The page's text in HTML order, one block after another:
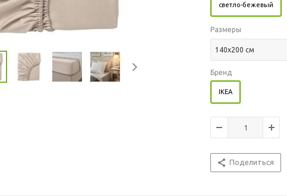
светло-бежевый
Размеры
140x200 см
Бренд
IKEA
Поделиться